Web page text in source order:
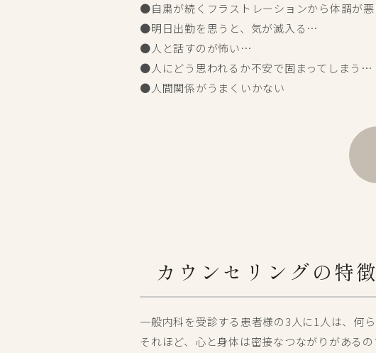
●自粛が続くフラストレーションから体調が悪
●明日出勤を思うと、気が滅入る…
●人と話すのが怖い…
●人にどう思われるか不安で固まってしまう…
●人間関係がうまくいかない
カウンセリングの特徴
一般内科を受診する患者様の3人に1人は、何
それほど、心と身体は密接なつながりがある